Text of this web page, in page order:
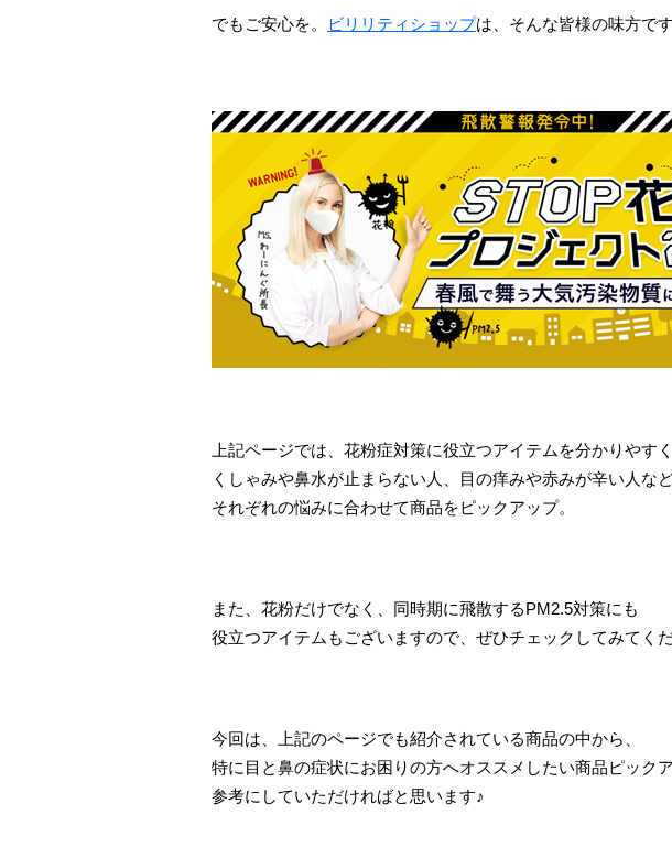
でもご安心を。 ビリリティショップは、そんな皆様の味方です
上記ページでは、花粉症対策に役立つアイテムを分かりやす
くしゃみや鼻水が止まらない人、目の痒みや赤みが辛い人など
それぞれの悩みに合わせて商品をピックアップ。
また、花粉だけでなく、同時期に飛散するPM2.5対策にも
役立つアイテムもございますので、ぜひチェックしてみてく
今回は、上記のページでも紹介されている商品の中から、
特に目と鼻の症状にお困りの方へオススメしたい商品ピック
参考にしていただければと思います♪